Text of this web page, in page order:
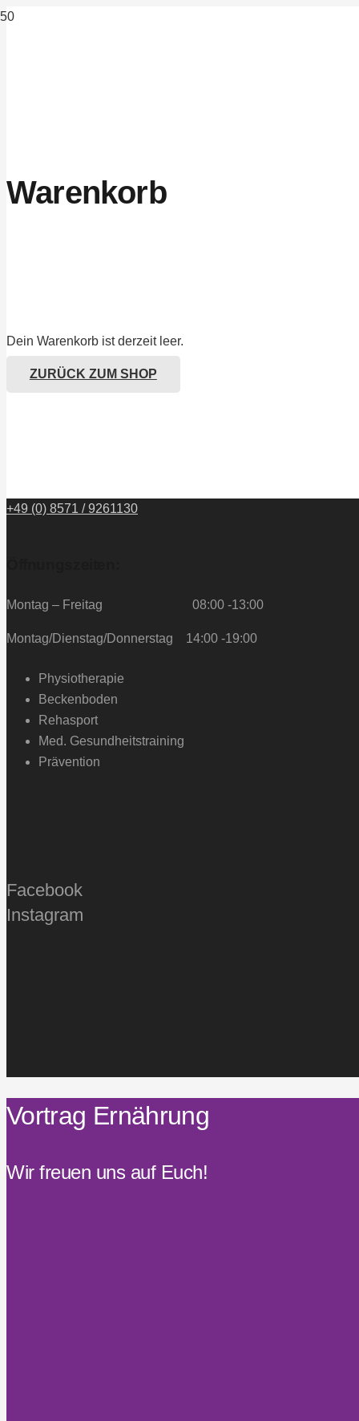
Warenkorb
Dein Warenkorb ist derzeit leer.
ZURÜCK ZUM SHOP
+49 (0) 8571 / 9261130
Montag – Freitag 08:00 -13:00
Montag/Dienstag/Donnerstag 14:00 -19:00
Physiotherapie
Beckenboden
Rehasport
Med. Gesundheitstraining
Prävention
Facebook
Instagram
Vortrag Ernährung
Wir freuen uns auf Euch!